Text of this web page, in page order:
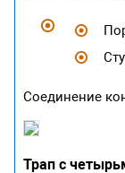
Соединение
Трап с